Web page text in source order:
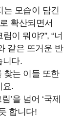
는 모습이 담긴
확산되면서
이 뭐야?”, “너
같은 뜨거운 반
니다.
찾는 이들 또한
요.
’을 넘어 ‘국제
합니다!